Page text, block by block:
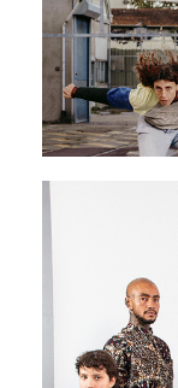
PAVILLON ADC